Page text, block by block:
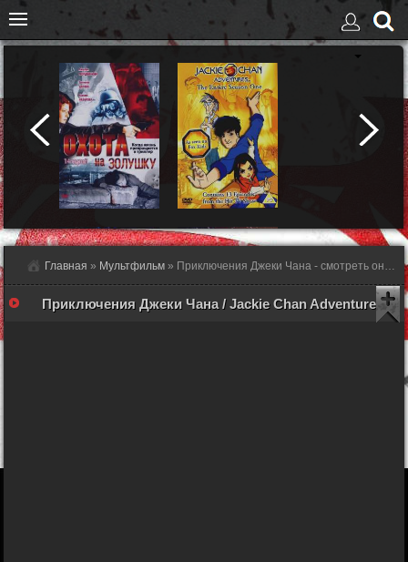
Главная » Мультфильм » Приключения Джеки Чана - смотреть онлайн
Приключения Джеки Чана / Jackie Chan Adventures